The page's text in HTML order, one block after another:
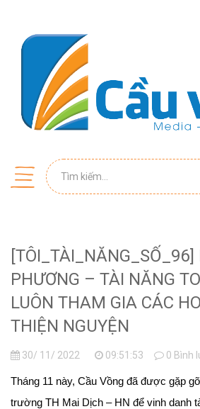
[TÔI_TÀI_NĂNG_SỐ_96]
PHƯƠNG – TÀI NĂNG
LUÔN THAM GIA CÁC
THIỆN NGUYỆN
30/ 11/ 2022 09:51:53 0 Bình
️Tháng 11 này, Cầu Vồng đã được gặp
trường TH Mai Dịch – HN để vinh danh